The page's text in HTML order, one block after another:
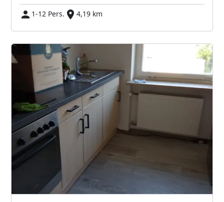
1-12 Pers.
4,19 km